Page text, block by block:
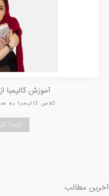
آموزش کالیمبا
کلاس کالیمبا به
اینجا
آخرین مطالب